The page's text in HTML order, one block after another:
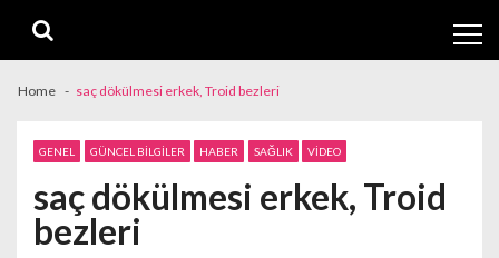
navigation
content
Home saç dökülmesi erkek, Troid bezleri
GENEL GÜNCEL BILGILER HABER SAĞLIK VIDEO
saç dökülmesi erkek, Troid
bezleri